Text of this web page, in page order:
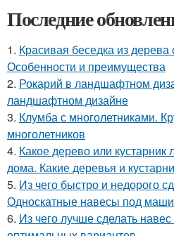
Последние
1. Красивая беседка из
Особенности и преимущества
2. Рокарий в ландшафтном
ландшафтном дизайне
3. Клумба с многолетниками.
многолетников
4. Какое дерево или кустарник
дома. Какие деревья и
5. Из чего быстро и недорого
Односкатные навесы под
6. Из чего лучше сделать